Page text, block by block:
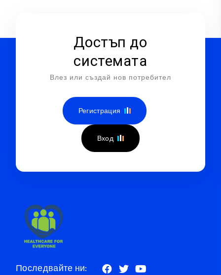
Достъп до
системата
Влез или създай нов потребител
Регистрация
Вход
Последвайте ни: